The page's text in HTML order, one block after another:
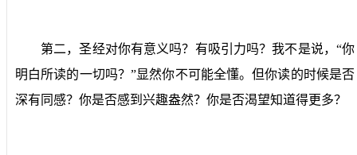
第二，圣经对你有意义吗？有吸引力吗？我不是说，“你
明白所读的一切吗？”显然你不可能全懂。但你读的时候是否
深有同感？你是否感到兴趣盎然？你是否渴望知道得更多？